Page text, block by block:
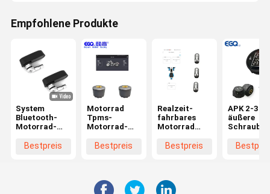
Empfohlene Produkte
System
Bluetooth-
Motorrad-
Bestpreis
Motorrad
Tpms-
Motorrad-
Drucküberwachungssystem
Bestpreis
Realzeit-
fahrbares
Motorrad
Bluetooth-
Bestpreis
APK 2-3
äußere
Schraube
Motorrad-